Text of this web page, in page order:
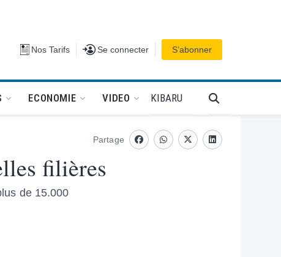
Nos Tarifs Se connecter
Se connecter S’abonner
ECONOMIE VIDEO KIBARU
filières
de 15.000
Partage
FacebookwhatsappTwitterLinkedin